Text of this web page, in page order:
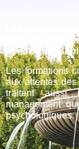
Les
des
besoins du
Les formations
aux attentes
traitent aussi
management